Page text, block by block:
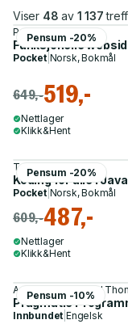
Viser 48 av 1 137 treff
Pensum -20%
Peter André Busch
Funksjonelle
Pocket| Norsk, Bokmål
649,-519,-
Nettlager
Klikk&Hent
Pensum -20%
Terje Kolderup
Koding for alle i
Pocket| Norsk, Bokmål
609,-487,-
Nettlager
Klikk&Hent
Pensum -10%
Andrew Hunt, David
Pragmatic
Innbundet |Engelsk